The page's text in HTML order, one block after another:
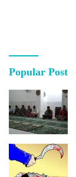
Popular Post